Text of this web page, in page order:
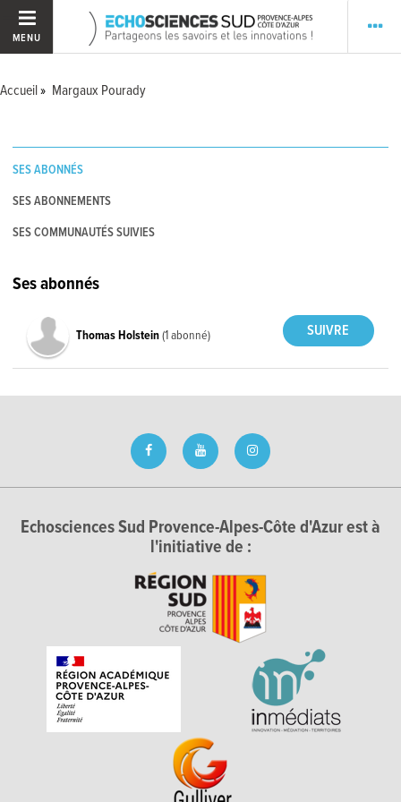
MENU
Accueil Margaux Pourady
SES ABONNÉS
SES ABONNEMENTS
SES COMMUNAUTÉS SUIVIES
Ses abonnés
Thomas Holstein(1 abonné)
Echosciences Sud Provence-Alpes-Côte d'Azur est à
l'initiative de :